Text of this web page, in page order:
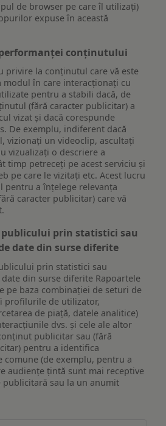
de browser pe care îl utilizați)
expuse în această
conținutului
privire la conținutul care vă este
modul în care interacționați cu
pentru a stabili dacă, de
(fără caracter publicitar) a
vizat și dacă corespunde
De exemplu, indiferent dacă
vizionați un videoclip, ascultați
vizualizați o descriere a
timp petreceți pe acest serviciu și
pe care le vizitați etc. Acest lucru
pentru a înțelege relevanța
caracter publicitar) care vă
prin statistici sau
date din surse diferite
prin statistici sau
din surse diferite Rapoartele
pe baza combinației de seturi de
profilurile de utilizator,
de piață, datele analitice)
dvs. și cele ale altor
publicitar sau (fără
pentru a identifica
comune (de exemplu, pentru a
audiențe țintă sunt mai receptive
publicitară sau la un anumit